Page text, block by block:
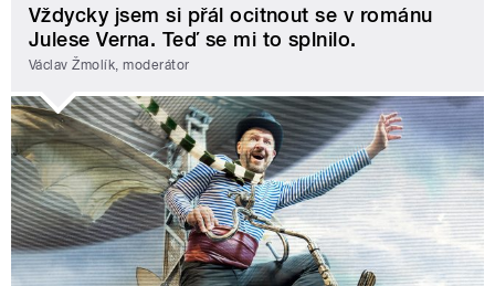
Vždycky jsem si přál ocitnout se v románu
Julese Verna. Teď se mi to splnilo.
Václav Žmolík, moderátor